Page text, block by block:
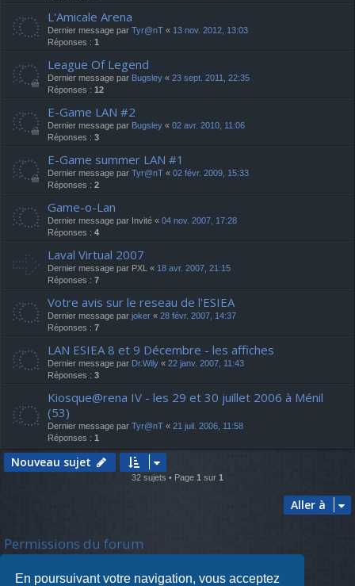
En poursuivant votre navigation, vous acceptez
L'Amicale Arena
Dernier message par Tyr@nT « 13 nov. 2012, 13:03
Réponses : 1
League Of Legend
Dernier message par Bugsley « 23 sept. 2011, 22:35
Réponses : 12
E-Game LAN #2
Dernier message par Bugsley « 02 avr. 2010, 11:06
Réponses : 3
E-Game summer LAN #1
Dernier message par Tyr@nT « 02 févr. 2009, 15:33
Réponses : 2
Game-o-Lan
Dernier message par Invité « 04 nov. 2007, 17:28
Réponses : 4
Laval Virtual 2007
Dernier message par PXL « 18 avr. 2007, 21:15
Réponses : 7
Votre avis sur le reseau de l'ESIEA
Dernier message par joker « 28 févr. 2007, 14:37
Réponses : 7
LAN ESIEA 8 et 9 Décembre - les affiches
Dernier message par Dr.Wily « 22 janv. 2007, 11:43
Réponses : 3
Kiosque@rena IV - les 29 et 30 juillet 2006 à Ménil
(53)
Dernier message par Tyr@nT « 21 juil. 2006, 11:58
Réponses : 1
Nouveau sujet
32 sujets • Page 1 sur 1
Aller à
Permissions du forum
Vous
ne pouvez pas
répondre aux sujets